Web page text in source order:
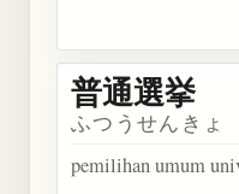
普通選挙
ふつうせんきょ
pemilihan umum